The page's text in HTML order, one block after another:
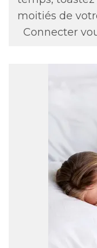
moitiés de
Connecter